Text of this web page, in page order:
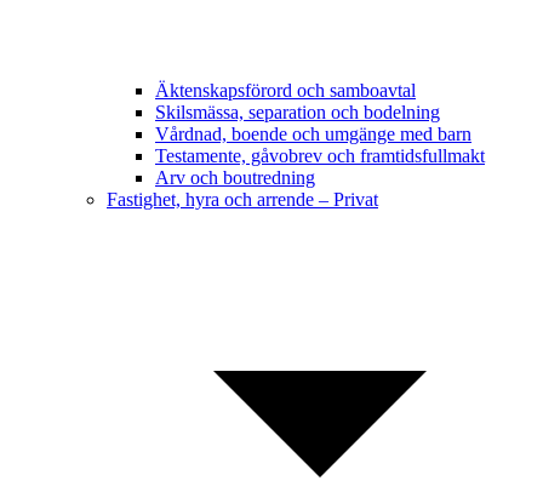
Äktenskapsförord och samboavtal
Skilsmässa, separation och bodelning
Vårdnad, boende och umgänge med barn
Testamente, gåvobrev och framtidsfullmakt
Arv och boutredning
Fastighet, hyra och arrende – Privat